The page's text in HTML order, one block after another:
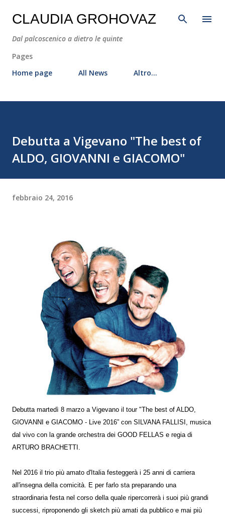
Passa ai contenuti principali
CLAUDIA GROHOVAZ
Dal palcoscenico a dietro le quinte
Pages
Home page
All News Altro…
Debutta a Vigevano "The best of
ALDO, GIOVANNI e GIACOMO"
febbraio 24, 2016
Debutta martedì 8 marzo a Vigevano il tour "The best of ALDO,
GIOVANNI e GIACOMO - Live 2016” con SILVANA FALLISI, musica
dal vivo con la grande orchestra dei GOOD FELLAS e regia di
ARTURO BRACHETTI.
Nel 2016 il trio più amato d'Italia festeggerà i 25 anni di carriera
all'insegna della comicità. E per farlo sta preparando una
straordinaria festa nel corso della quale ripercorrerà i suoi più grandi
successi, riproponendo gli sketch più amati da pubblico e mai più